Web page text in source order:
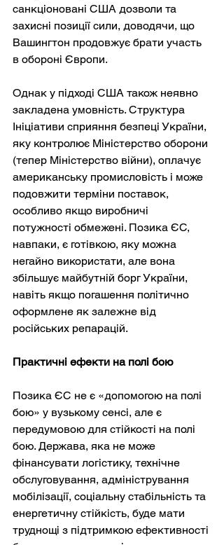
санкціоновані США дозволи та
захисні позиції сили, доводячи, що
Вашингтон продовжує брати участь
в обороні Європи.
Однак у підході США також неявно
закладена умовність. Структура
Ініціативи сприяння безпеці України,
яку контролює Міністерство оборони
(тепер Міністерство війни), оплачує
американську промисловість і може
подовжити терміни поставок,
особливо якщо виробничі
потужності обмежені. Позика ЄС,
навпаки, є готівкою, яку можна
негайно використати, але вона
збільшує майбутній борг України,
навіть якщо погашення політично
оформлене як залежне від
російських репарацій.
Практичні ефекти на полі бою
Позика ЄС не є «допомогою на полі
бою» у вузькому сенсі, але є
передумовою для стійкості на полі
бою. Держава, яка не може
фінансувати логістику, технічне
обслуговування, адміністрування
мобілізації, соціальну стабільність та
енергетичну стійкість, буде мати
труднощі з підтримкою ефективності